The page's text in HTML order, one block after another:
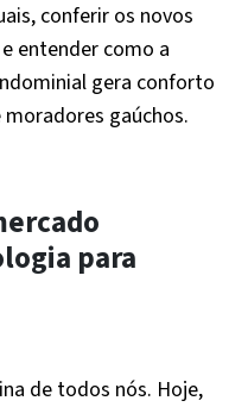
conferir os novos
entender como a
gera conforto
gaúchos.
para
de todos nós. Hoje,